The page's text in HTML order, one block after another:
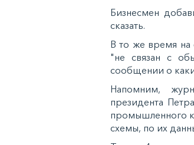
Бизнесмен
сказать.
В то же время на
"не связан с
сообщении о
Напомним,
президента
промышленного
схемы, по их